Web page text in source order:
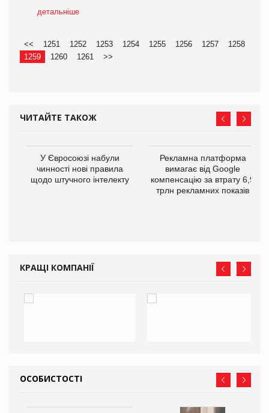
детальніше
<< 1251 1252 1253 1254 1255 1256 1257
1258
1259
1260 1261 >>
ЧИТАЙТЕ ТАКОЖ
У Євросоюзі набули
чинності нові правила
щодо штучного інтелекту
Рекламна платформа
вимагає від Google
компенсацію за втрату 6,9
трлн рекламних показів
КРАЩІ КОМПАНІЇ
ОСОБИСТОСТІ